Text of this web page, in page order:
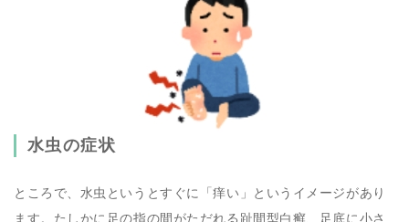
水虫の症状
ところで、水虫というとすぐに「痒い」というイメージがあり
ます。たしかに足の指の間がただれる趾間型白癬、足底に小さ